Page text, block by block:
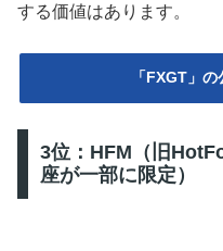
する価値はあります。
「FXGT」
3位：HFM（旧
座が一部に限定）